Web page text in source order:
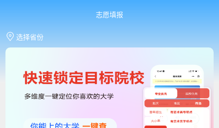
志愿填报
选择省份